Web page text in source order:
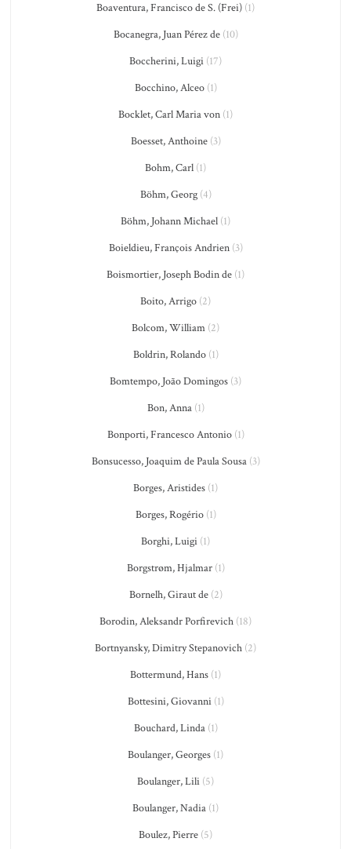
Boaventura, Francisco de S. (Frei) (1)
Bocanegra, Juan Pérez de(10)
Boccherini, Luigi (17)
Bocchino, Alceo(1)
Bocklet, Carl Maria von (1)
Boesset, Anthoine(3)
Bohm, Carl (1)
Böhm, Georg(4)
Böhm, Johann Michael (1)
Boieldieu, François Andrien(3)
Boismortier, Joseph Bodin de (1)
Boito, Arrigo (2)
Bolcom, William (2)
Boldrin, Rolando(1)
Bomtempo, João Domingos (3)
Bon, Anna(1)
Bonporti, Francesco Antonio(1)
Bonsucesso, Joaquim de Paula Sousa(3)
Borges, Aristides (1)
Borges, Rogério(1)
Borghi, Luigi (1)
Borgstrøm, Hjalmar(1)
Bornelh, Giraut de(2)
Borodin, Aleksandr Porfirevich (18)
Bortnyansky, Dimitry Stepanovich (2)
Bottermund, Hans (1)
Bottesini, Giovanni(1)
Bouchard, Linda(1)
Boulanger, Georges (1)
Boulanger, Lili (5)
Boulanger, Nadia (1)
Boulez, Pierre (5)